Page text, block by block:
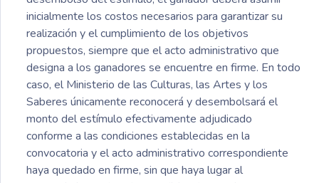
inicialmente los costos necesarios para garantizar su
realización y el cumplimiento de los objetivos
propuestos, siempre que el acto administrativo que
designa a los ganadores se encuentre en firme. En todo
caso, el Ministerio de las Culturas, las Artes y los
Saberes únicamente reconocerá y desembolsará el
monto del estímulo efectivamente adjudicado
conforme a las condiciones establecidas en la
convocatoria y el acto administrativo correspondiente
haya quedado en firme, sin que haya lugar al